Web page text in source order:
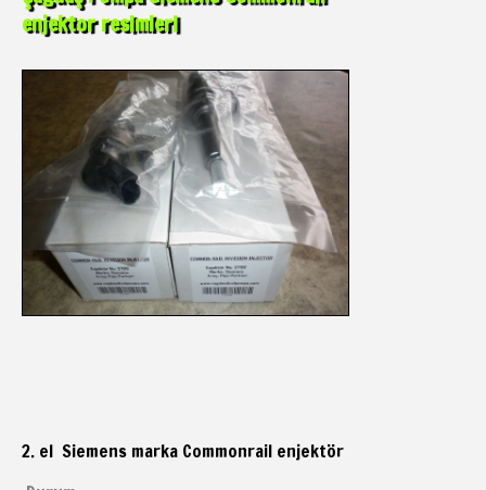
enjektor resimleri
2. el Siemens marka Commonrail enjektör